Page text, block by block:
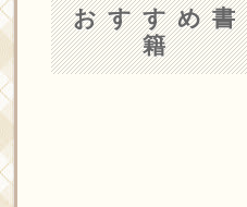
おすすめ書
籍